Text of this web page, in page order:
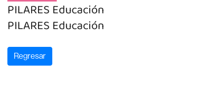
PILARES Educación
PILARES Educación
Regresar